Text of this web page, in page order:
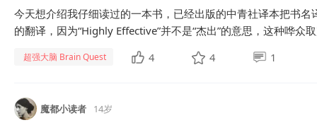
今天想介绍我仔细读过的一本书，已经出版的中青社译本把书
的翻译，因为“Highly Effective”并不是“杰出”的意思，这种哗众
超强大脑 Brain Quest 4 4 1
魔都小读者 14岁